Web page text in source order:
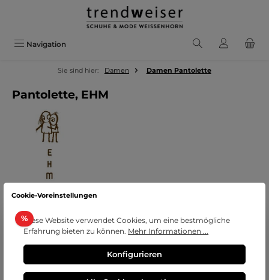
Zum Hauptinhalt springen
Navigation
Sie sind hier: Damen Damen Pantolette
Pantolette, EHM
Bildergalerie überspringen
%Rabatt
Cookie-Voreinstellungen
Diese Website verwendet Cookies, um eine bestmögliche
Erfahrung bieten zu können. Mehr Informationen ...
Konfigurieren